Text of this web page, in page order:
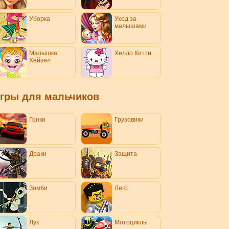
Уборка
Уход за
малышами
Малышка
Хейзел
Хелло Китти
для мальчиков
Гонки Грузовики
Драки Защита
Зомби Лего
Лук Мотоциклы